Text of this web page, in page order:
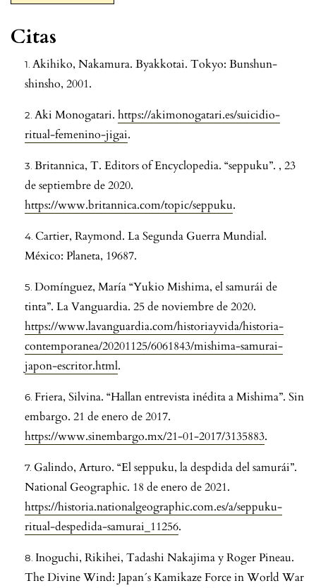
Citas
Akihiko, Nakamura. Byakkotai. Tokyo: Bunshun-
shinsho, 2001.
Aki Monogatari. https://akimonogatari.es/suicidio-
ritual-femenino-jigai.
Britannica, T. Editors of Encyclopedia. “seppuku”. , 23
de septiembre de 2020.
https://www.britannica.com/topic/seppuku.
Cartier, Raymond. La Segunda Guerra Mundial.
México: Planeta, 19687.
Domínguez, María “Yukio Mishima, el samurái de
tinta”. La Vanguardia. 25 de noviembre de 2020.
https://www.lavanguardia.com/historiayvida/historia-
contemporanea/20201125/6061843/mishima-samurai-
japon-escritor.html.
Friera, Silvina. “Hallan entrevista inédita a Mishima”. Sin
embargo. 21 de enero de 2017.
https://www.sinembargo.mx/21-01-2017/3135883.
Galindo, Arturo. “El seppuku, la despdida del samurái”.
National Geographic. 18 de enero de 2021.
https://historia.nationalgeographic.com.es/a/seppuku-
ritual-despedida-samurai_11256.
Inoguchi, Rikihei, Tadashi Nakajima y Roger Pineau.
The Divine Wind: Japan´s Kamikaze Force in World War